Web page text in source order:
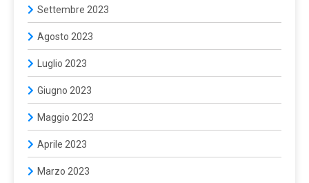
Settembre 2023
Agosto 2023
Luglio 2023
Giugno 2023
Maggio 2023
Aprile 2023
Marzo 2023